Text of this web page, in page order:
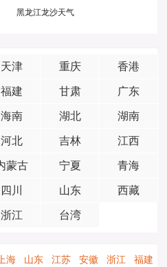
黑龙江龙沙天气
天津 重庆 香港
福建 甘肃 广东
海南 湖北 湖南
河北 吉林 江西
蒙古 宁夏 青海
四川 山东 西藏
浙江 台湾
海 山东 江苏 安徽 浙江 福建